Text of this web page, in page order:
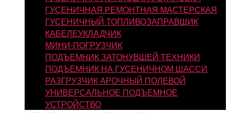
ГУСЕНИЧНАЯ РЕМОНТНАЯ МАСТЕРСКАЯ
ГУСЕНИЧНЫЙ ТОПЛИВОЗАПРАВЩИК
КАБЕЛЕУКЛАДЧИК
МИНИ-ПОГРУЗЧИК
ПОДЪЕМНИК ЗАТОНУВШЕЙ ТЕХНИКИ
ПОДЪЕМНИК НА ГУСЕНИЧНОМ ШАССИ
РАЗГРУЗЧИК АРОЧНЫЙ ПОЛЕВОЙ
УНИВЕРСАЛЬНОЕ ПОДЪЕМНОЕ
УСТРОЙСТВО